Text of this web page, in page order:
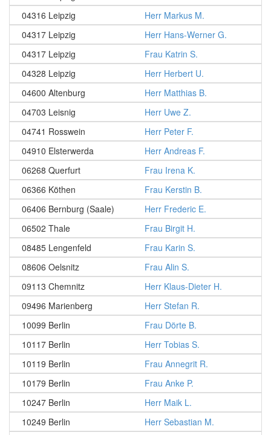
04316 Leipzig
Herr Markus M.
04317 Leipzig
Herr Hans-Werner G.
04317 Leipzig
Frau Katrin S.
04328 Leipzig
Herr Herbert U.
04600 Altenburg
Herr Matthias B.
04703 Leisnig
Herr Uwe Z.
04741 Rosswein
Herr Peter F.
04910 Elsterwerda
Herr Andreas F.
06268 Querfurt
Frau Irena K.
06366 Köthen
Frau Kerstin B.
06406 Bernburg (Saale)
Herr Frederic E.
06502 Thale
Frau Birgit H.
08485 Lengenfeld
Frau Karin S.
08606 Oelsnitz
Frau Alin S.
09113 Chemnitz
Herr Klaus-Dieter H.
09496 Marienberg
Herr Stefan R.
10099 Berlin
Frau Dörte B.
10117 Berlin
Herr Tobias S.
10119 Berlin
Frau Annegrit R.
10179 Berlin
Frau Anke P.
10247 Berlin
Herr Maik L.
10249 Berlin
Herr Sebastian M.